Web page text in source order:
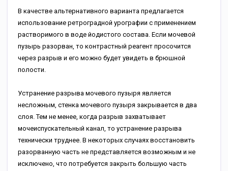
В качестве альтернативного варианта предлагается
использование ретроградной урографии с применением
растворимого в воде йодистого состава. Если мочевой
пузырь разорван, то контрастный реагент просочится
через разрыв и его можно будет увидеть в брюшной
полости.
Устранение разрыва мочевого пузыря является
несложным, стенка мочевого пузыря закрывается в два
слоя. Тем не менее, когда разрыв захватывает
мочеиспускательный канал, то устранение разрыва
технически труднее. В некоторых случаях восстановить
разорванную часть не представляется возможным и не
исключено, что потребуется закрыть большую часть